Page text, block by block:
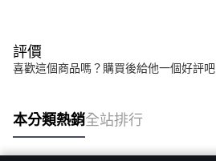
評價
喜歡這個商品嗎？購買後給他一個好評吧
本分類熱銷全站排行